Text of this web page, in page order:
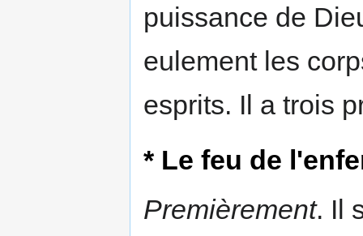
puissance de
eulement les
esprits. Il a trois
* Le feu de
Premièrement. Il